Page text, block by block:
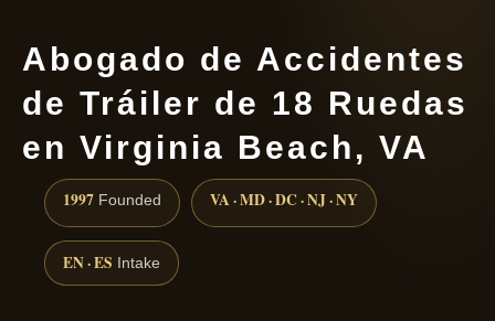
Abogado de Accidentes
de Tráiler de 18 Ruedas
en Virginia Beach, VA
1997 Founded VA · MD · DC · NJ · NY
EN · ES Intake